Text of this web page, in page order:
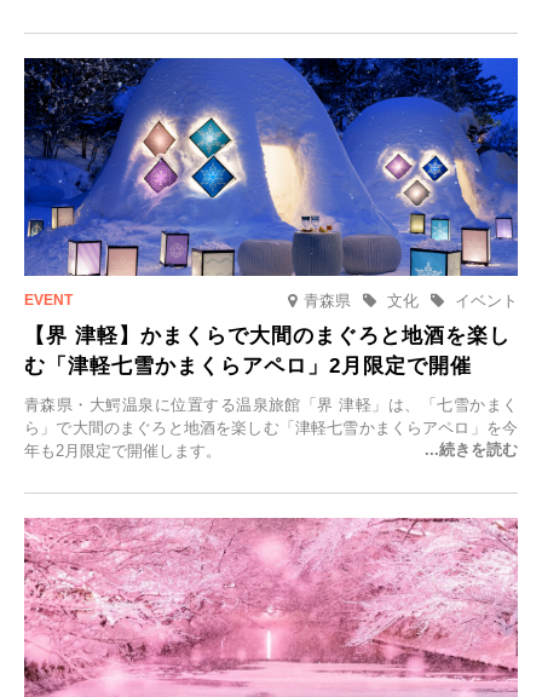
一組限定の宿だからこそ叶う、大切な人との特別な時間を体験いただ
けます。
青森県 イベント
文化
【界 津軽】かまくらで大間のまぐろと地酒を楽し
む「津軽七雪かまくらアペロ」2月限定で開催
青森県・大鰐温泉に位置する温泉旅館「界 津軽」は、「七雪かまく
ら」で大間のまぐろと地酒を楽しむ「津軽七雪かまくらアペロ」を今
年も2月限定で開催します。